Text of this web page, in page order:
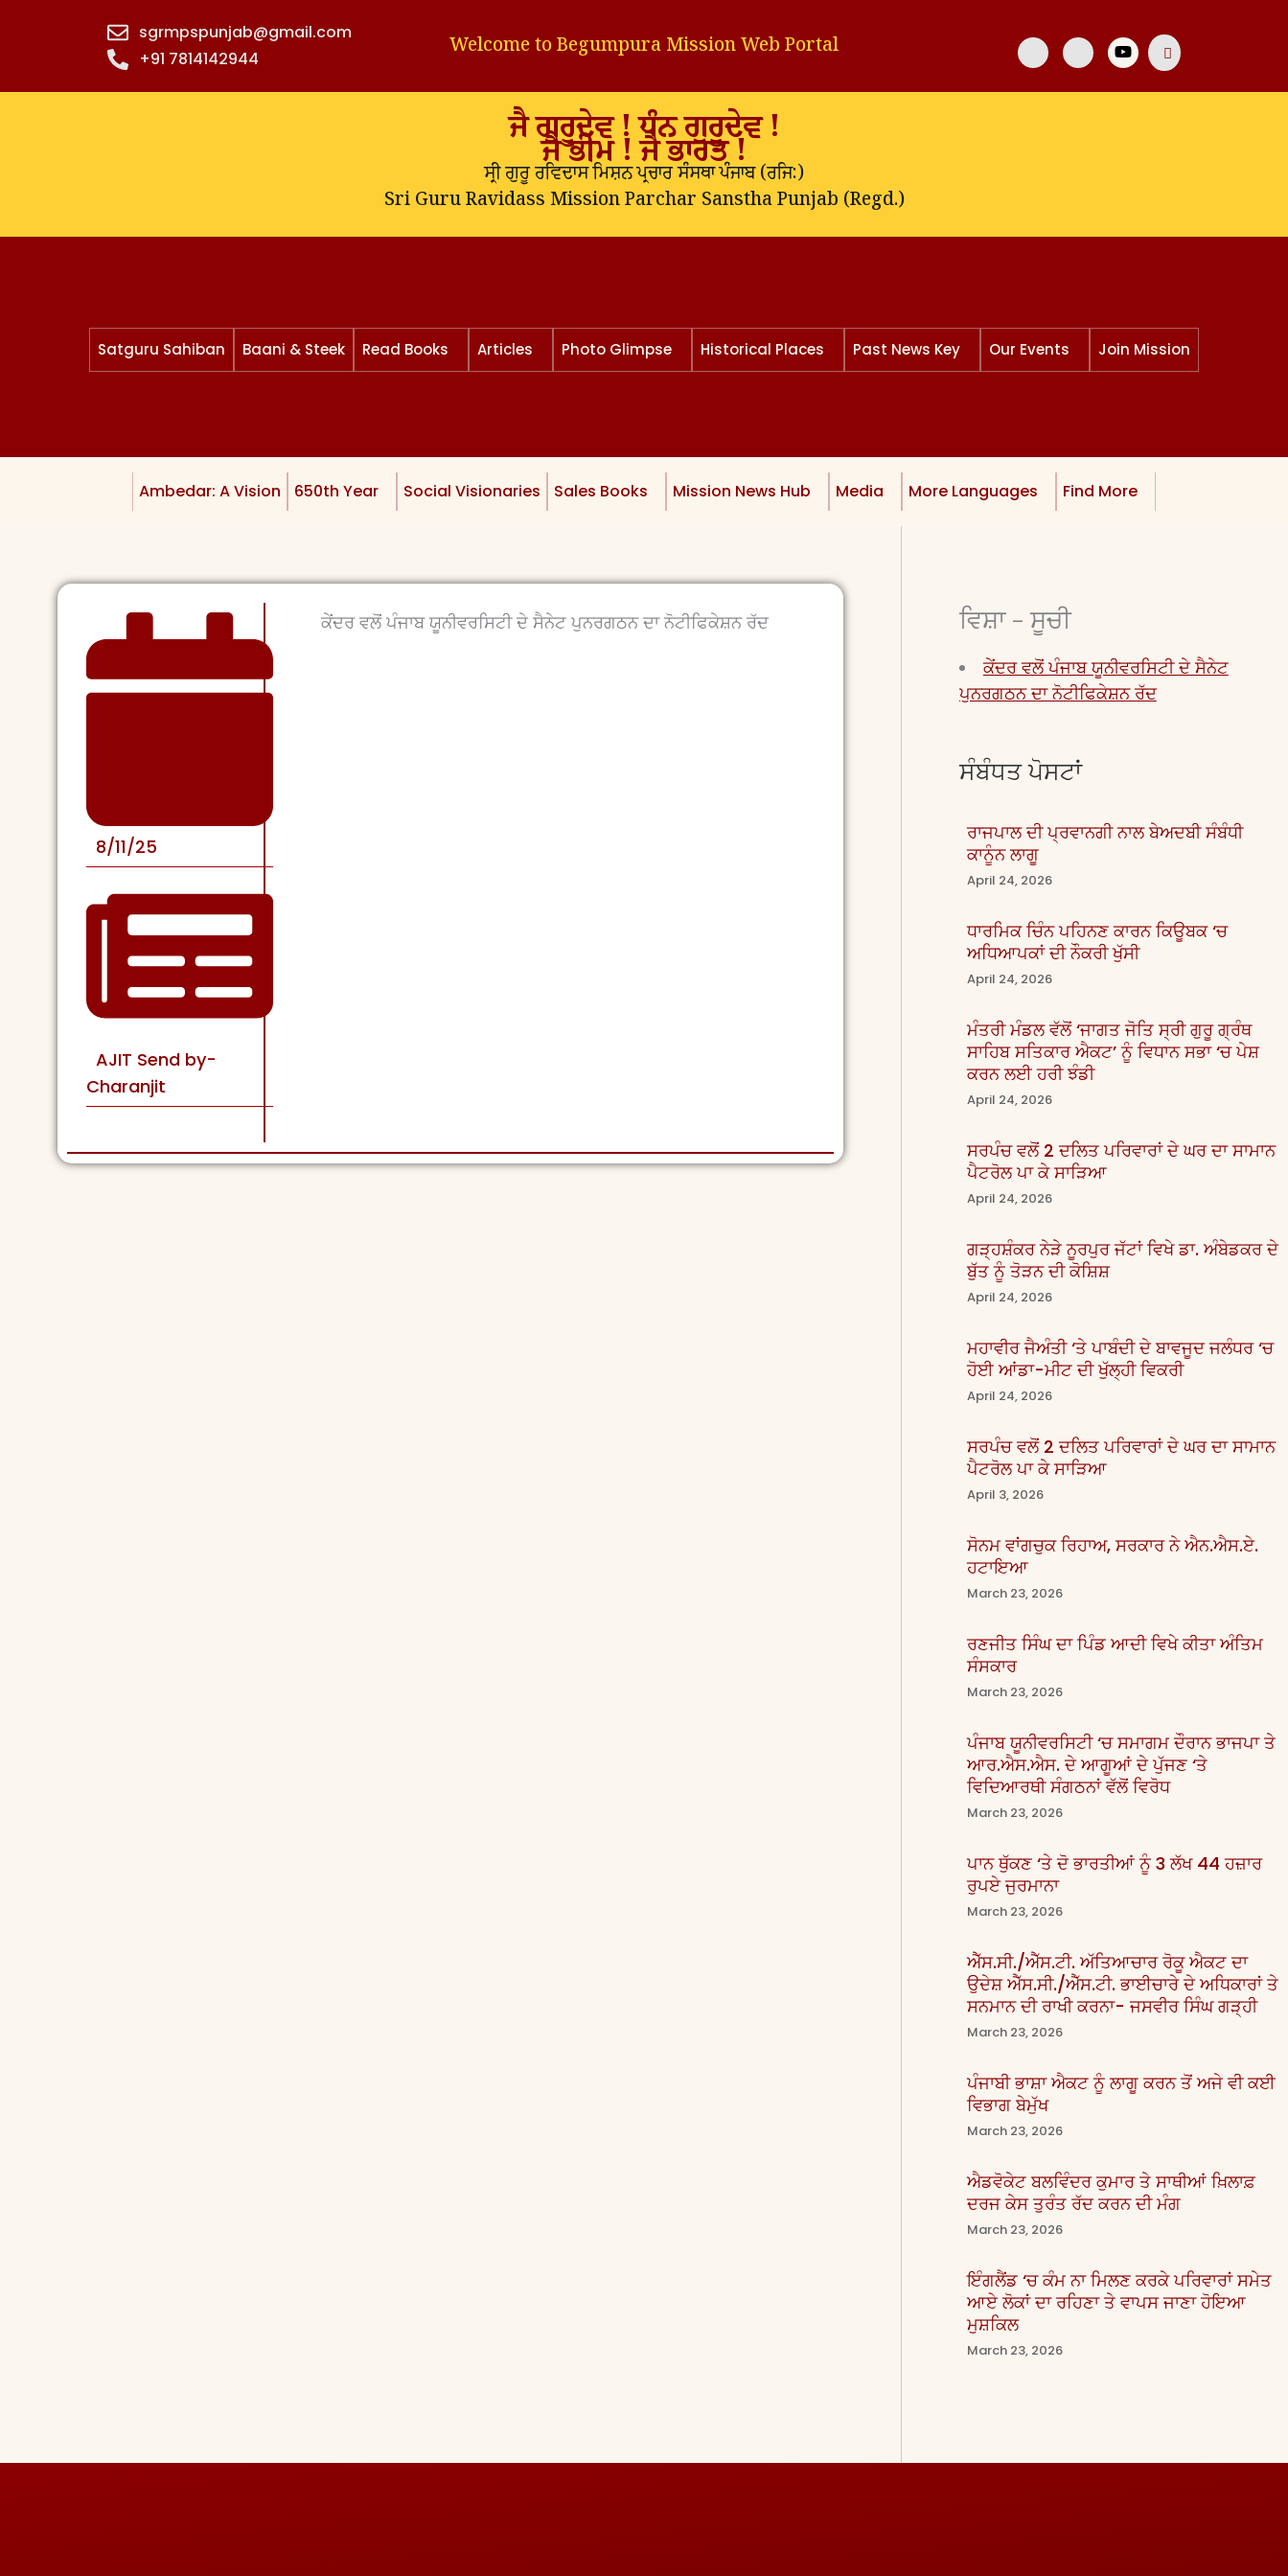
sgrmpspunjab@gmail.com
+91 7814142944‬
Welcome to Begumpura Mission Web Portal
ਜੈ ਗੁਰੂਦੇਵ ! ਧੰਨ ਗੁਰੂਦੇਵ !
ਜੈ ਭੀਮ ! ਜੈ ਭਾਰਤ !
ਸ੍ਰੀ ਗੁਰੂ ਰਵਿਦਾਸ ਮਿਸ਼ਨ ਪ੍ਰਚਾਰ ਸੰਸਥਾ ਪੰਜਾਬ (ਰਜਿ:)
Sri Guru Ravidass Mission Parchar Sanstha Punjab (Regd.)
Satguru Sahiban Baani & Steek Read Books Articles Photo Glimpse Historical Places Past News Key Our Events Join Mission
Ambedar: A Vision 650th Year Social Visionaries Sales Books Mission News Hub Media More Languages Find More
8/11/25
AJIT Send by-
Charanjit
ਕੇਂਦਰ ਵਲੋਂ ਪੰਜਾਬ ਯੂਨੀਵਰਸਿਟੀ ਦੇ ਸੈਨੇਟ ਪੁਨਰਗਠਨ ਦਾ ਨੋਟੀਫਿਕੇਸ਼ਨ ਰੱਦ ਵਿਸ਼ਾ - ਸੂਚੀ
ਕੇਂਦਰ ਵਲੋਂ ਪੰਜਾਬ ਯੂਨੀਵਰਸਿਟੀ ਦੇ ਸੈਨੇਟ
ਪੁਨਰਗਠਨ ਦਾ ਨੋਟੀਫਿਕੇਸ਼ਨ ਰੱਦ
ਸੰਬੰਧਤ ਪੋਸਟਾਂ
ਰਾਜਪਾਲ ਦੀ ਪ੍ਰਵਾਨਗੀ ਨਾਲ ਬੇਅਦਬੀ ਸੰਬੰਧੀ
ਕਾਨੂੰਨ ਲਾਗੂ
April 24, 2026
ਧਾਰਮਿਕ ਚਿੰਨ ਪਹਿਨਣ ਕਾਰਨ ਕਿਊਬਕ ‘ਚ
ਅਧਿਆਪਕਾਂ ਦੀ ਨੌਕਰੀ ਖੁੱਸੀ
April 24, 2026
ਮੰਤਰੀ ਮੰਡਲ ਵੱਲੋਂ ‘ਜਾਗਤ ਜੋਤਿ ਸ੍ਰੀ ਗੁਰੂ ਗ੍ਰੰਥ
ਸਾਹਿਬ ਸਤਿਕਾਰ ਐਕਟ’ ਨੂੰ ਵਿਧਾਨ ਸਭਾ ‘ਚ ਪੇਸ਼
ਕਰਨ ਲਈ ਹਰੀ ਝੰਡੀ
April 24, 2026
ਸਰਪੰਚ ਵਲੋਂ 2 ਦਲਿਤ ਪਰਿਵਾਰਾਂ ਦੇ ਘਰ ਦਾ ਸਾਮਾਨ
ਪੈਟਰੋਲ ਪਾ ਕੇ ਸਾੜਿਆ
April 24, 2026
ਗੜ੍ਹਸ਼ੰਕਰ ਨੇੜੇ ਨੂਰਪੁਰ ਜੱਟਾਂ ਵਿਖੇ ਡਾ. ਅੰਬੇਡਕਰ ਦੇ
ਬੁੱਤ ਨੂੰ ਤੋੜਨ ਦੀ ਕੋਸ਼ਿਸ਼
April 24, 2026
ਮਹਾਵੀਰ ਜੈਅੰਤੀ ‘ਤੇ ਪਾਬੰਦੀ ਦੇ ਬਾਵਜੂਦ ਜਲੰਧਰ ‘ਚ
ਹੋਈ ਆਂਡਾ-ਮੀਟ ਦੀ ਖੁੱਲ੍ਹੀ ਵਿਕਰੀ
April 24, 2026
ਸਰਪੰਚ ਵਲੋਂ 2 ਦਲਿਤ ਪਰਿਵਾਰਾਂ ਦੇ ਘਰ ਦਾ ਸਾਮਾਨ
ਪੈਟਰੋਲ ਪਾ ਕੇ ਸਾੜਿਆ
April 3, 2026
ਸੋਨਮ ਵਾਂਗਚੁਕ ਰਿਹਾਅ, ਸਰਕਾਰ ਨੇ ਐਨ.ਐਸ.ਏ.
ਹਟਾਇਆ
March 23, 2026
ਰਣਜੀਤ ਸਿੰਘ ਦਾ ਪਿੰਡ ਆਦੀ ਵਿਖੇ ਕੀਤਾ ਅੰਤਿਮ
ਸੰਸਕਾਰ
March 23, 2026
ਪੰਜਾਬ ਯੂਨੀਵਰਸਿਟੀ ‘ਚ ਸਮਾਗਮ ਦੌਰਾਨ ਭਾਜਪਾ ਤੇ
ਆਰ.ਐਸ.ਐਸ. ਦੇ ਆਗੂਆਂ ਦੇ ਪੁੱਜਣ ‘ਤੇ
ਵਿਦਿਆਰਥੀ ਸੰਗਠਨਾਂ ਵੱਲੋਂ ਵਿਰੋਧ
March 23, 2026
ਪਾਨ ਥੁੱਕਣ ‘ਤੇ ਦੋ ਭਾਰਤੀਆਂ ਨੂੰ 3 ਲੱਖ 44 ਹਜ਼ਾਰ
ਰੁਪਏ ਜੁਰਮਾਨਾ
March 23, 2026
ਐੱਸ.ਸੀ./ਐੱਸ.ਟੀ. ਅੱਤਿਆਚਾਰ ਰੋਕੂ ਐਕਟ ਦਾ
ਉਦੇਸ਼ ਐੱਸ.ਸੀ./ਐੱਸ.ਟੀ. ਭਾਈਚਾਰੇ ਦੇ ਅਧਿਕਾਰਾਂ ਤੇ
ਸਨਮਾਨ ਦੀ ਰਾਖੀ ਕਰਨਾ- ਜਸਵੀਰ ਸਿੰਘ ਗੜ੍ਹੀ
March 23, 2026
ਪੰਜਾਬੀ ਭਾਸ਼ਾ ਐਕਟ ਨੂੰ ਲਾਗੂ ਕਰਨ ਤੋਂ ਅਜੇ ਵੀ ਕਈ
ਵਿਭਾਗ ਬੇਮੁੱਖ
March 23, 2026
ਐਡਵੋਕੇਟ ਬਲਵਿੰਦਰ ਕੁਮਾਰ ਤੇ ਸਾਥੀਆਂ ਖ਼ਿਲਾਫ਼
ਦਰਜ ਕੇਸ ਤੁਰੰਤ ਰੱਦ ਕਰਨ ਦੀ ਮੰਗ
March 23, 2026
ਇੰਗਲੈਂਡ ‘ਚ ਕੰਮ ਨਾ ਮਿਲਣ ਕਰਕੇ ਪਰਿਵਾਰਾਂ ਸਮੇਤ
ਆਏ ਲੋਕਾਂ ਦਾ ਰਹਿਣਾ ਤੇ ਵਾਪਸ ਜਾਣਾ ਹੋਇਆ
ਮੁਸ਼ਕਿਲ
March 23, 2026